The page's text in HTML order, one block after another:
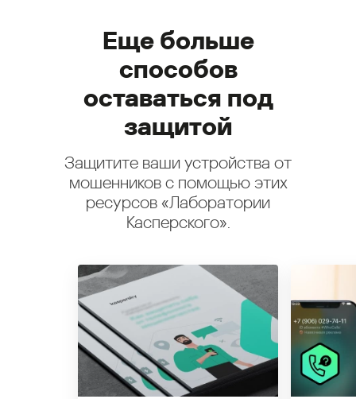
Еще больше
способов
оставаться под
защитой
Защитите ваши устройства от
мошенников с помощью этих
ресурсов «Лаборатории
Касперского».